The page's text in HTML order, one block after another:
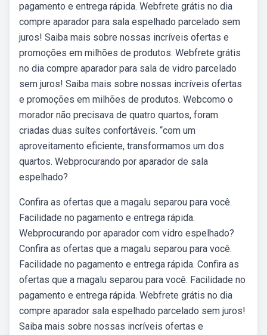
pagamento e entrega rápida. Webfrete grátis no dia
compre aparador para sala espelhado parcelado sem
juros! Saiba mais sobre nossas incríveis ofertas e
promoções em milhões de produtos. Webfrete grátis
no dia compre aparador para sala de vidro parcelado
sem juros! Saiba mais sobre nossas incríveis ofertas
e promoções em milhões de produtos. Webcomo o
morador não precisava de quatro quartos, foram
criadas duas suítes confortáveis. “com um
aproveitamento eficiente, transformamos um dos
quartos. Webprocurando por aparador de sala
espelhado?
Confira as ofertas que a magalu separou para você.
Facilidade no pagamento e entrega rápida.
Webprocurando por aparador com vidro espelhado?
Confira as ofertas que a magalu separou para você.
Facilidade no pagamento e entrega rápida. Confira as
ofertas que a magalu separou para você. Facilidade no
pagamento e entrega rápida. Webfrete grátis no dia
compre aparador sala espelhado parcelado sem juros!
Saiba mais sobre nossas incríveis ofertas e